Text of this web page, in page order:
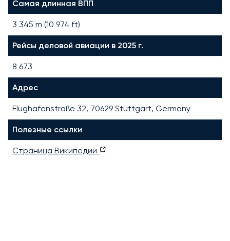
Самая длинная ВПП
3 345 m (10 974 ft)
Рейсы деловой авиации в 2025 г.
8 673
Адрес
Flughafenstraße 32, 70629 Stuttgart, Germany
Полезные ссылки
Страница Википедии